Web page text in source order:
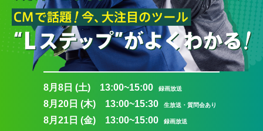
8月8日 (土) 13:00~15:00 録画放送
8月20日 (木) 13:00~15:30 生放送・質問会あり
8月21日 (金) 13:00~15:00 録画放送